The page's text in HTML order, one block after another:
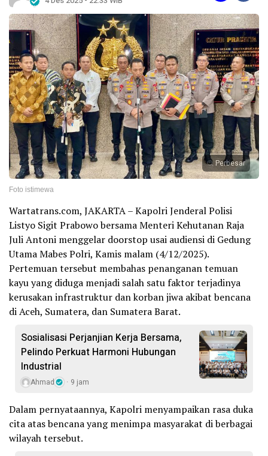
Perbesar
Foto istimewa
Wartatrans.com, JAKARTA – Kapolri Jenderal Polisi
Listyo Sigit Prabowo bersama Menteri Kehutanan Raja
Juli Antoni menggelar doorstop usai audiensi di Gedung
Utama Mabes Polri, Kamis malam (4/12/2025).
Pertemuan tersebut membahas penanganan temuan
kayu yang diduga menjadi salah satu faktor terjadinya
kerusakan infrastruktur dan korban jiwa akibat bencana
di Aceh, Sumatera, dan Sumatera Barat.
Sosialisasi Perjanjian Kerja Bersama,
Pelindo Perkuat Harmoni Hubungan
Industrial
Ahmad 9 jam
Dalam pernyataannya, Kapolri menyampaikan rasa duka
cita atas bencana yang menimpa masyarakat di berbagai
wilayah tersebut.